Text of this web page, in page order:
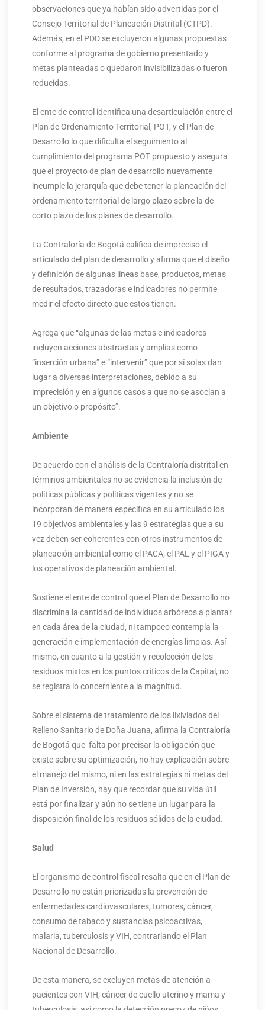
observaciones que ya habían sido advertidas por el
Consejo Territorial de Planeación Distrital (CTPD).
Además, en el PDD se excluyeron algunas propuestas
conforme al programa de gobierno presentado y
metas planteadas o quedaron invisibilizadas o fueron
reducidas.
El ente de control identifica una desarticulación entre el
Plan de Ordenamiento Territorial, POT, y el Plan de
Desarrollo lo que dificulta el seguimiento al
cumplimiento del programa POT propuesto y asegura
que el proyecto de plan de desarrollo nuevamente
incumple la jerarquía que debe tener la planeación del
ordenamiento territorial de largo plazo sobre la de
corto plazo de los planes de desarrollo.
La Contraloría de Bogotá califica de impreciso el
articulado del plan de desarrollo y afirma que el diseño
y definición de algunas líneas base, productos, metas
de resultados, trazadoras e indicadores no permite
medir el efecto directo que estos tienen.
Agrega que “algunas de las metas e indicadores
incluyen acciones abstractas y amplias como
“inserción urbana” e “intervenir” que por sí solas dan
lugar a diversas interpretaciones, debido a su
imprecisión y en algunos casos a que no se asocian a
un objetivo o propósito”.
Ambiente
De acuerdo con el análisis de la Contraloría distrital en
términos ambientales no se evidencia la inclusión de
políticas públicas y políticas vigentes y no se
incorporan de manera específica en su articulado los
19 objetivos ambientales y las 9 estrategias que a su
vez deben ser coherentes con otros instrumentos de
planeación ambiental como el PACA, el PAL y el PIGA y
los operativos de planeación ambiental.
Sostiene el ente de control que el Plan de Desarrollo no
discrimina la cantidad de individuos arbóreos a plantar
en cada área de la ciudad, ni tampoco contempla la
generación e implementación de energías limpias. Así
mismo, en cuanto a la gestión y recolección de los
residuos mixtos en los puntos críticos de la Capital, no
se registra lo concerniente a la magnitud.
Sobre el sistema de tratamiento de los lixiviados del
Relleno Sanitario de Doña Juana, afirma la Contraloría
de Bogotá que falta por precisar la obligación que
existe sobre su optimización, no hay explicación sobre
el manejo del mismo, ni en las estrategias ni metas del
Plan de Inversión, hay que recordar que su vida útil
está por finalizar y aún no se tiene un lugar para la
disposición final de los residuos sólidos de la ciudad.
Salud
El organismo de control fiscal resalta que en el Plan de
Desarrollo no están priorizadas la prevención de
enfermedades cardiovasculares, tumores, cáncer,
consumo de tabaco y sustancias psicoactivas,
malaria, tuberculosis y VIH, contrariando el Plan
Nacional de Desarrollo.
De esta manera, se excluyen metas de atención a
pacientes con VIH, cáncer de cuello uterino y mama y